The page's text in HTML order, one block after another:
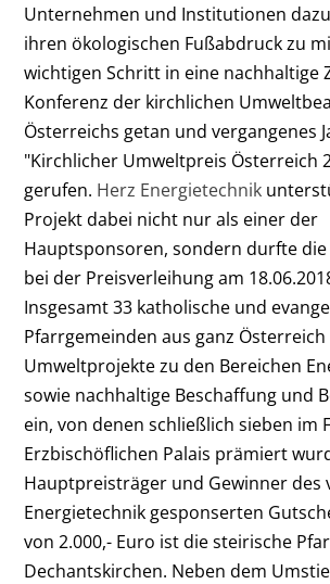
Unternehmen und Institutionen
ihren ökologischen Fußabdruck zu
wichtigen Schritt in eine nachhaltige
Konferenz der kirchlichen
Österreichs getan und vergangenes
"Kirchlicher Umweltpreis Österreich
gerufen. Herz Energietechnik
Projekt dabei nicht nur als einer der
Hauptsponsoren, sondern durfte die
bei der Preisverleihung am
Insgesamt 33 katholische und
Pfarrgemeinden aus ganz
Umweltprojekte zu den Bereichen
sowie nachhaltige Beschaffung und
ein, von denen schließlich sieben im
Erzbischöflichen Palais prämiert
Hauptpreisträger und Gewinner des
Energietechnik gesponserten
von 2.000,- Euro ist die steirische
Dechantskirchen. Neben dem